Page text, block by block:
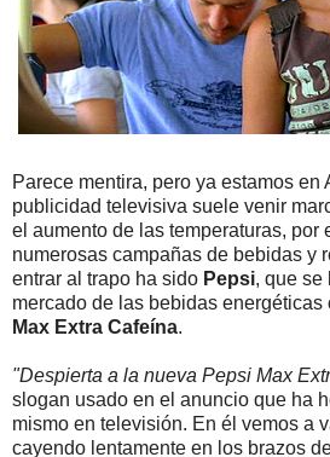
Parece mentira, pero ya estamos en
publicidad televisiva suele venir
el aumento de las temperaturas, por
numerosas campañas de bebidas y
entrar al trapo ha sido Pepsi, que se
mercado de las bebidas energéticas
Max Extra Cafeína.
"Despierta a la nueva Pepsi Max
slogan usado en el anuncio que ha
mismo en televisión. En él vemos a
cayendo lentamente en los brazos